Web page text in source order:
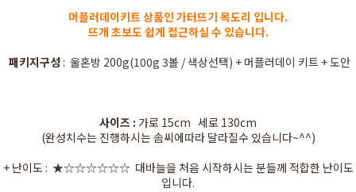
머플러데이키트 상품인 가터뜨기 목도리 입니다.
뜨개 초보도 쉽게 접근하실 수 있습니다.
패키지구성: 울혼방 200g(100g 3볼 / 색상선택) + 머플러데이 키트 + 도안
사이즈 : 가로 15cm 세로 130cm
(완성치수는 진행하시는 솜씨에따라 달라질수 있습니다~^^)
+ 난이도 : ★☆☆☆☆☆☆ 대바늘을 처음 시작하시는 분들께 적합한 난이도
입니다.